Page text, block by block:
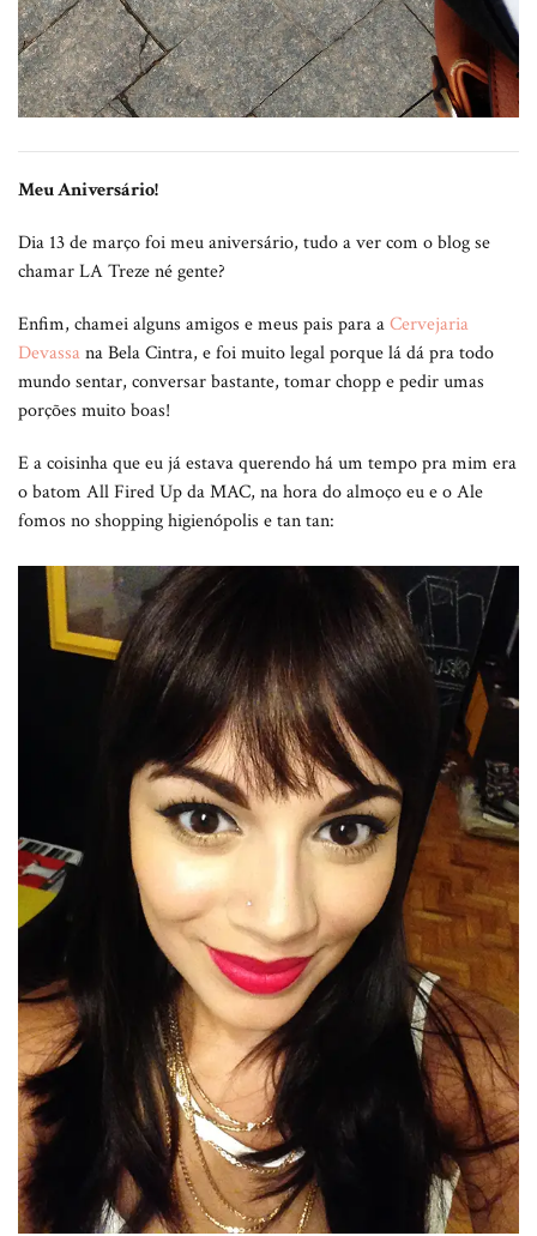
Meu Aniversário!
Dia 13 de março foi meu aniversário, tudo a ver com o blog se
chamar LA Treze né gente?
Enfim, chamei alguns amigos e meus pais para aCervejaria
Devassana Bela Cintra, e foi muito legal porque lá dá pra todo
mundo sentar, conversar bastante, tomar chopp e pedir umas
porções muito boas!
E a coisinha que eu já estava querendo há um tempo pra mim era
o batom All Fired Up da MAC, na hora do almoço eu e o Ale
fomos no shopping higienópolis e tan tan: